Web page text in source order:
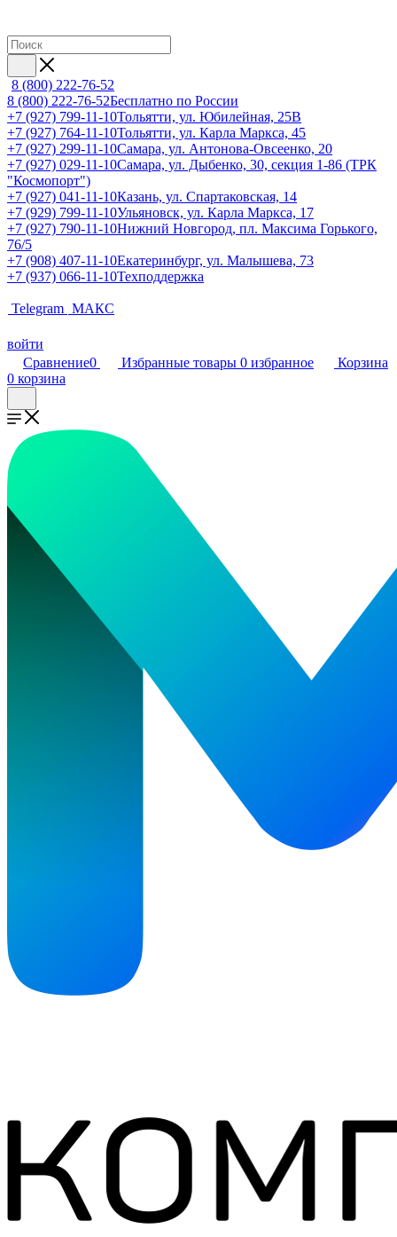
8 (800) 222-76-52
8 (800) 222-76-52Бесплатно по России
+7 (927) 799-11-10Тольятти, ул. Юбилейная, 25В
+7 (927) 764-11-10Тольятти, ул. Карла Маркса, 45
+7 (927) 299-11-10Самара, ул. Антонова-Овсеенко, 20
+7 (927) 029-11-10Самара, ул. Дыбенко, 30, секция 1-86 (ТРК
"Космопорт")
+7 (927) 041-11-10Казань, ул. Спартаковская, 14
+7 (929) 799-11-10Ульяновск, ул. Карла Маркса, 17
+7 (927) 790-11-10Нижний Новгород, пл. Максима Горького,
76/5
+7 (908) 407-11-10Екатеринбург, ул. Малышева, 73
+7 (937) 066-11-10Техподдержка
Telegram МАКС
войти
Сравнение0 Избранные товары 0 избранное
Корзина
0 корзина